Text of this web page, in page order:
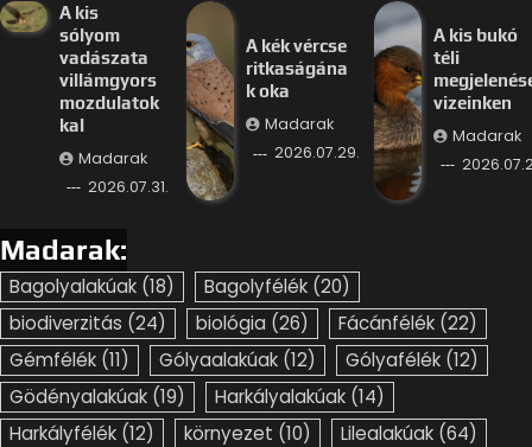
A kis
sólyom
vadászata
villámgyors
mozdulatok
kal
Madarak
2026.07.31.
A kék vércse
ritkaságána
k oka
Madarak
2026.07.29.
A kis bukó
téli
vizeinken
Madarak
Madarak:
Bagolyalakúak (18) Bagolyfélék (20)
biodiverzitás (24) biológia (26) Fácánfélék (22)
Gémfélék (11) Gólyaalakúak (12) Gólyafélék (12)
Gödényalakúak (19) Harkályalakúak (14)
Harkályfélék (12) környezet (10) Lilealakúak (64)